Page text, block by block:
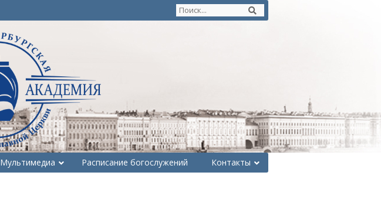
Мультимедиа Расписание богослужений Контакты